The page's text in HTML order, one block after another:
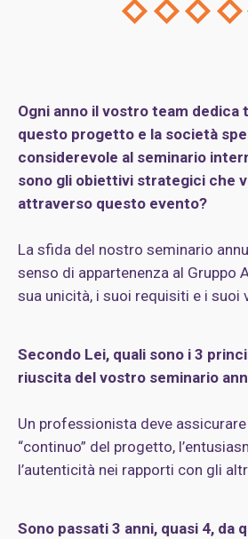
Ogni anno il vostro team dedica
questo progetto e la società
considerevole al seminario
sono gli obiettivi strategici che
attraverso questo evento?
La sfida del nostro seminario
senso di appartenenza al Gruppo
sua unicità, i suoi requisiti e i suoi
Secondo Lei, quali sono i 3
riuscita del vostro seminario
Un professionista deve
“continuo” del progetto,
l’autenticità nei rapporti con gli
Sono passati 3 anni, quasi 4, da